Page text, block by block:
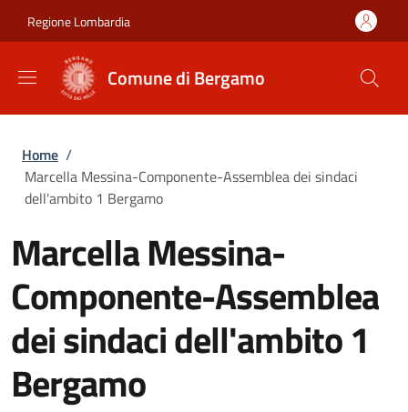
Regione Lombardia
Comune di Bergamo
Briciole di pane
Home /
Marcella Messina-Componente-Assemblea dei sindaci
dell'ambito 1 Bergamo
Marcella Messina-
Componente-Assemblea
dei sindaci dell'ambito 1
Bergamo